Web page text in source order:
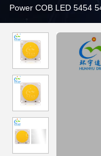
Power COB LED 5454